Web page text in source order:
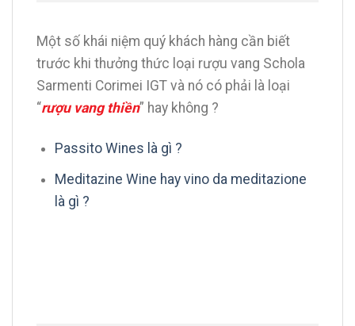
Một số khái niệm quý khách hàng cần biết
trước khi thưởng thức loại rượu vang Schola
Sarmenti Corimei IGT và nó có phải là loại
“rượu vang thiền” hay không ?
Passito Wines là gì ?
Meditazine Wine hay vino da meditazione
là gì ?